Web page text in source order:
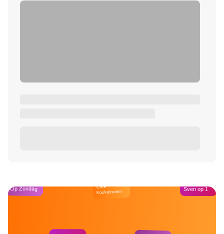
Op Zondag Café
Kockelmann Sven op 1